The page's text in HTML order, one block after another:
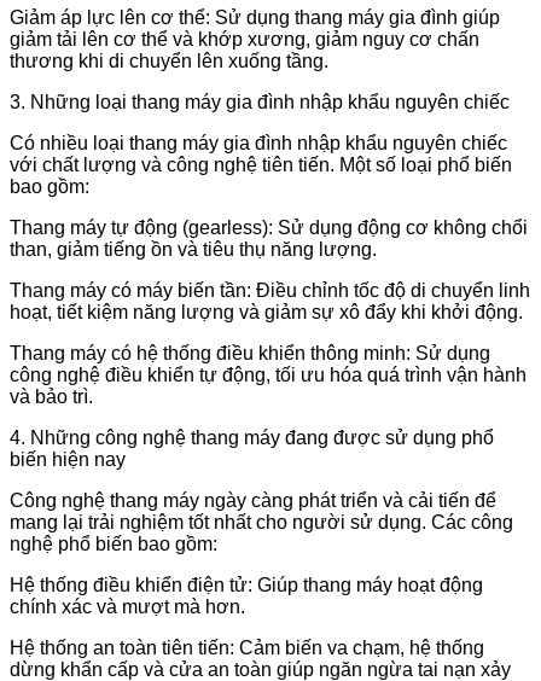
Giảm áp lực lên cơ thể: Sử dụng thang máy gia đình giúp
giảm tải lên cơ thể và khớp xương, giảm nguy cơ chấn
thương khi di chuyển lên xuống tầng.
3. Những loại thang máy gia đình nhập khẩu nguyên chiếc
Có nhiều loại thang máy gia đình nhập khẩu nguyên chiếc
với chất lượng và công nghệ tiên tiến. Một số loại phổ biến
bao gồm:
Thang máy tự động (gearless): Sử dụng động cơ không chổi
than, giảm tiếng ồn và tiêu thụ năng lượng.
Thang máy có máy biến tần: Điều chỉnh tốc độ di chuyển linh
hoạt, tiết kiệm năng lượng và giảm sự xô đẩy khi khởi động.
Thang máy có hệ thống điều khiển thông minh: Sử dụng
công nghệ điều khiển tự động, tối ưu hóa quá trình vận hành
và bảo trì.
4. Những công nghệ thang máy đang được sử dụng phổ
biến hiện nay
Công nghệ thang máy ngày càng phát triển và cải tiến để
mang lại trải nghiệm tốt nhất cho người sử dụng. Các công
nghệ phổ biến bao gồm:
Hệ thống điều khiển điện tử: Giúp thang máy hoạt động
chính xác và mượt mà hơn.
Hệ thống an toàn tiên tiến: Cảm biến va chạm, hệ thống
dừng khẩn cấp và cửa an toàn giúp ngăn ngừa tai nạn xảy